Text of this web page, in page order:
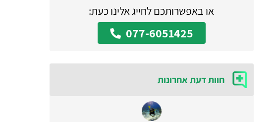
או באפשרותכם לחייג אלינו כעת:
077-6051425
חוות דעת אחרונות